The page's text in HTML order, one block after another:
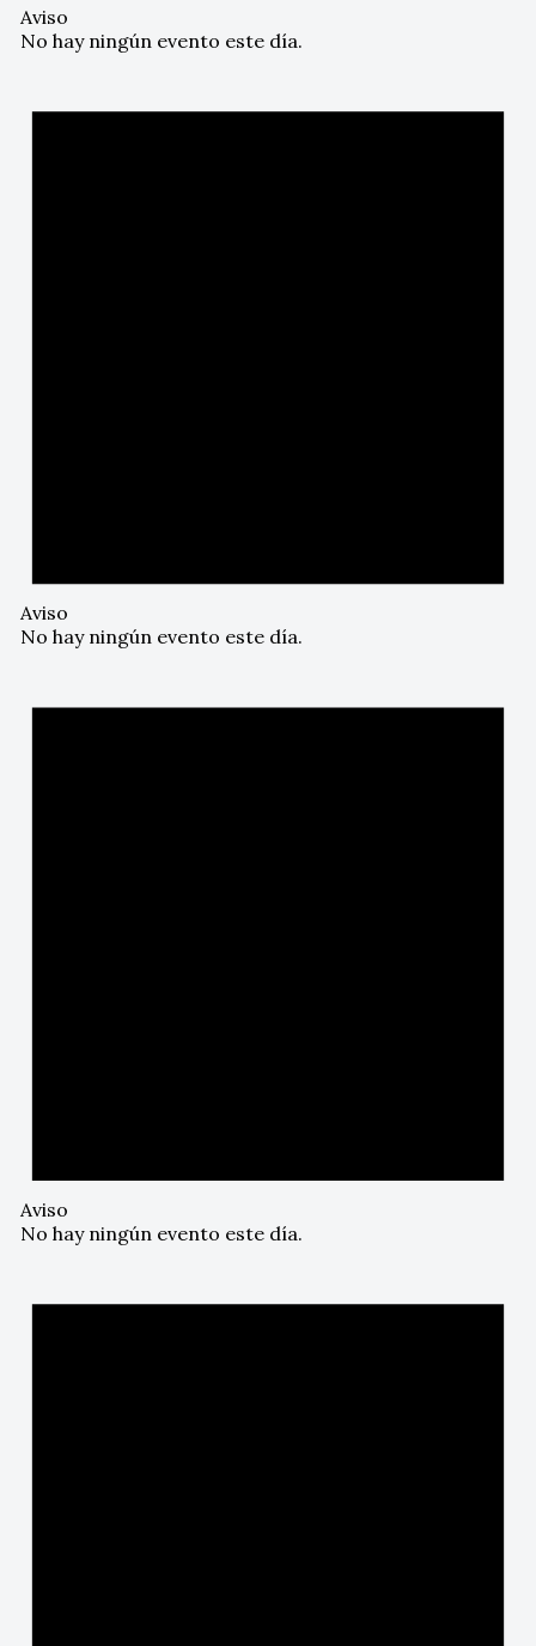
Aviso
No hay ningún evento este día.
Aviso
No hay ningún evento este día.
Aviso
No hay ningún evento este día.